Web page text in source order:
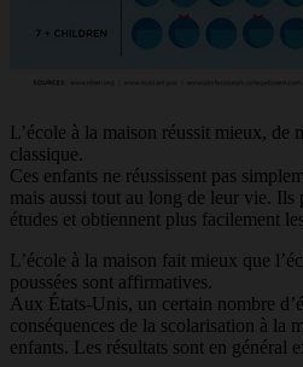
L’école à la maison réussit mieux, de
classique.
Ces enfants ne réussissent pas
mais aussi tout au long de leur vie. Ils
études et obtiennent plus facilement
L’école à la maison fait mieux que
poussées sont affirmatives.
Aux États-Unis, un certain nombre
conséquences de la scolarisation à la
enfants. Les résultats sont en général